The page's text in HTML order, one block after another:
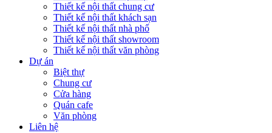
Thiết kế nội thất chung cư
Thiết kế nội thất khách sạn
Thiết kế nội thất nhà phố
Thiết kế nội thất showroom
Thiết kế nội thất văn phòng
Dự án
Biệt thự
Chung cư
Cửa hàng
Quán cafe
Văn phòng
Liên hệ